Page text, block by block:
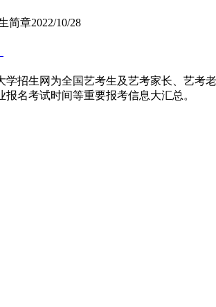
简章2022/10/28
招生网为全国艺考生及艺考家长、艺考
名考试时间等重要报考信息大汇总。